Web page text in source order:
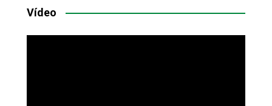
Vídeo